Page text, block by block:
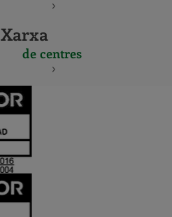
Xarxa
de centres